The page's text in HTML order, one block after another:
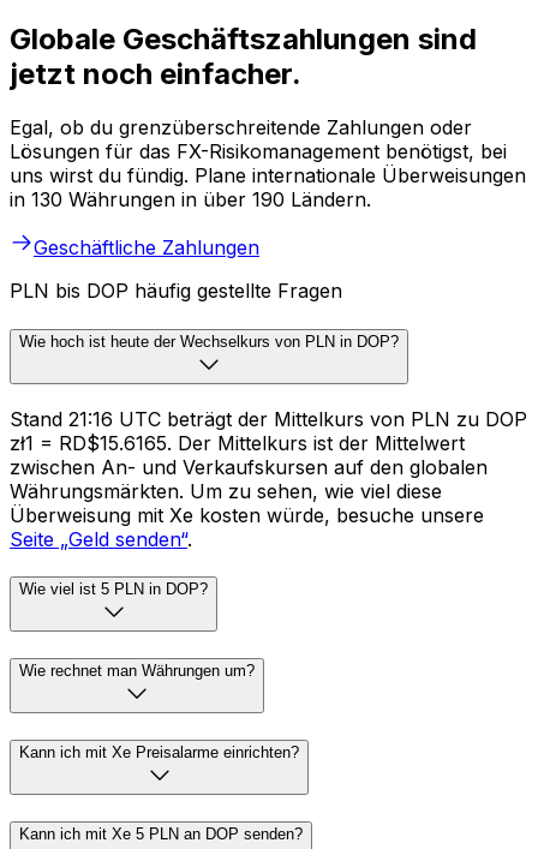
Globale Geschäftszahlungen sind
jetzt noch einfacher.
Egal, ob du grenzüberschreitende Zahlungen oder
Lösungen für das FX-Risikomanagement benötigst, bei
uns wirst du fündig. Plane internationale Überweisungen
in 130 Währungen in über 190 Ländern.
Geschäftliche Zahlungen
PLN bis DOP häufig gestellte Fragen
Wie hoch ist heute der Wechselkurs von PLN in DOP?
Stand 21:16 UTC beträgt der Mittelkurs von PLN zu DOP
zł1 = RD$15.6165. Der Mittelkurs ist der Mittelwert
zwischen An- und Verkaufskursen auf den globalen
Währungsmärkten. Um zu sehen, wie viel diese
Überweisung mit Xe kosten würde, besuche unsere
Seite „Geld senden“.
Wie viel ist 5 PLN in DOP?
Wie rechnet man Währungen um?
Kann ich mit Xe Preisalarme einrichten?
Kann ich mit Xe 5 PLN an DOP senden?